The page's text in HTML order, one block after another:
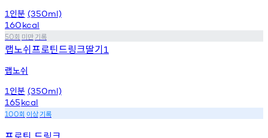
1 인분 (350ml)
160kcal
50회 미만기록
랩노쉬프로틴드링크딸기1
랩노쉬
1 인분 (350ml)
165kcal
100회 이상기록